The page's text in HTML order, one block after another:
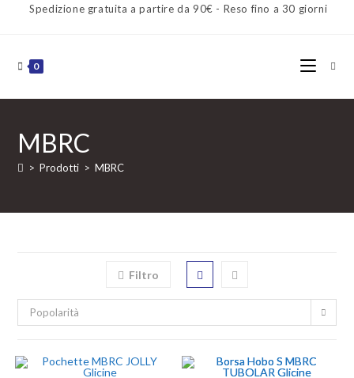
Spedizione gratuita a partire da 90€ - Reso fino a 30 giorni
0
MBRC
> Prodotti > MBRC
Filtro
Popolarità